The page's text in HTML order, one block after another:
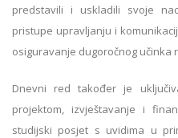
predstavili i uskladili svoje
pristupe upravljanju i
osiguravanje dugoročnog učinka
Dnevni red također je
projektom, izvještavanje i
studijski posjet s uvidima u